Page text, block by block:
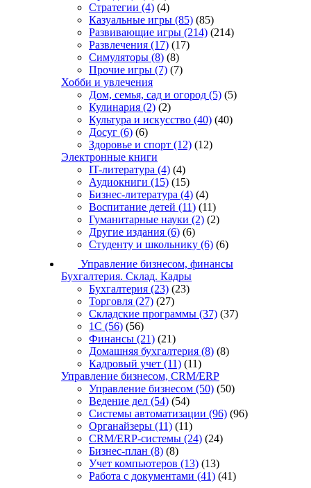
Стратегии (4) (4)
Казуальные игры (85) (85)
Развивающие игры (214) (214)
Развлечения (17) (17)
Симуляторы (8) (8)
Прочие игры (7) (7)
Хобби и увлечения
Дом, семья, сад и огород (5) (5)
Кулинария (2) (2)
Культура и искусство (40) (40)
Досуг (6) (6)
Здоровье и спорт (12) (12)
Электронные книги
IT-литература (4) (4)
Аудиокниги (15) (15)
Бизнес-литература (4) (4)
Воспитание детей (11) (11)
Гуманитарные науки (2) (2)
Другие издания (6) (6)
Студенту и школьнику (6) (6)
Управление бизнесом, финансы
Бухгалтерия. Склад. Кадры
Бухгалтерия (23) (23)
Торговля (27) (27)
Складские программы (37) (37)
1С (56) (56)
Финансы (21) (21)
Домашняя бухгалтерия (8) (8)
Кадровый учет (11) (11)
Управление бизнесом, CRM/ERP
Управление бизнесом (50) (50)
Ведение дел (54) (54)
Системы автоматизации (96) (96)
Органайзеры (11) (11)
CRM/ERP-системы (24) (24)
Бизнес-план (8) (8)
Учет компьютеров (13) (13)
Работа с документами (41) (41)